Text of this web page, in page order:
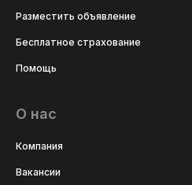
Разместить объявление
Бесплатное страхование
Помощь
О нас
Компания
Вакансии